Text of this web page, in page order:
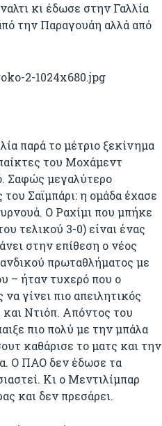
κι έδωσε στην Γαλλία
την Παραγουάη αλλά από
παρά το μέτριο ξεκίνημα
του Μοχάμεντ
Σαφώς μεγαλύτερο
Σαϊμπάρι: η ομάδα έχασε
Ο Ραχίμι που μπήκε
τελικού 3-0) είναι ένας
στην επίθεση ο νέος
πρωταθλήματος με
– ήταν τυχερό που ο
γίνει πιο απειλητικός
και Ντιόπ. Απόντος του
πιο πολύ με την μπάλα
καθάρισε το ματς και την
Ο ΠΑΟ δεν έδωσε τα
Κι ο Μεντιλίμπαρ
και δεν πρεσάρει.